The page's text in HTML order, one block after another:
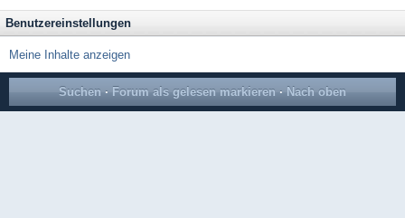
Benutzereinstellungen
Meine Inhalte anzeigen
Suchen · Forum als gelesen markieren · Nach oben